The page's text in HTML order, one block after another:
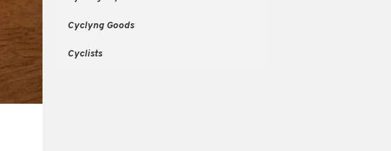
Cyclyng Goods
Cyclists